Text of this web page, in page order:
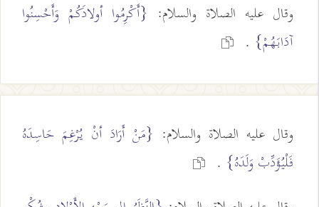
وقال عليه الصلاة والسلام: {أَكْرِمُوا أولادَكُمْ وَأَحْسِنُوا
آدَابَهُمْ} .
وقال عليه الصلاة والسلام: {مَنْ أَرَادَ أنْ يُرْغِمَ حَاسِدَهُ
فَلْيُؤَدِّبْ وَلَدَهُ} .